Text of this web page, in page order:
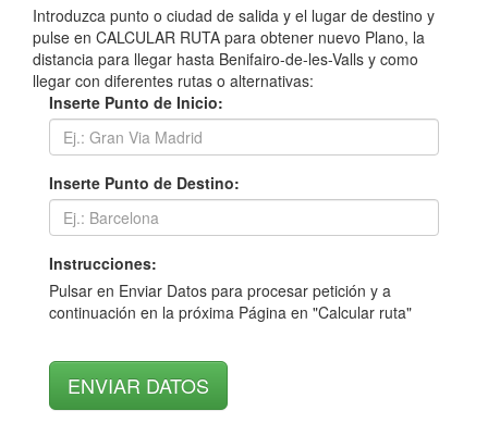
Introduzca punto o ciudad de salida y el lugar de destino y
pulse en CALCULAR RUTA para obtener nuevo Plano, la
distancia para llegar hasta Benifairo-de-les-Valls y como
llegar con diferentes rutas o alternativas:
Inserte Punto de Inicio:
Inserte Punto de Destino:
Instrucciones:
Pulsar en Enviar Datos para procesar petición y a
continuación en la próxima Página en "Calcular ruta"